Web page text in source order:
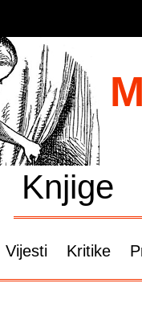
Knjige
Vijesti Kritike